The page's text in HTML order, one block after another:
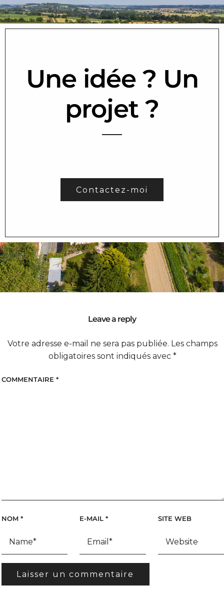
Une idée ? Un
projet ?
Contactez-moi
Leave a reply
Votre adresse e-mail ne sera pas publiée. Les champs
obligatoires sont indiqués avec*
COMMENTAIRE *
NOM * E-MAIL* SITE WEB